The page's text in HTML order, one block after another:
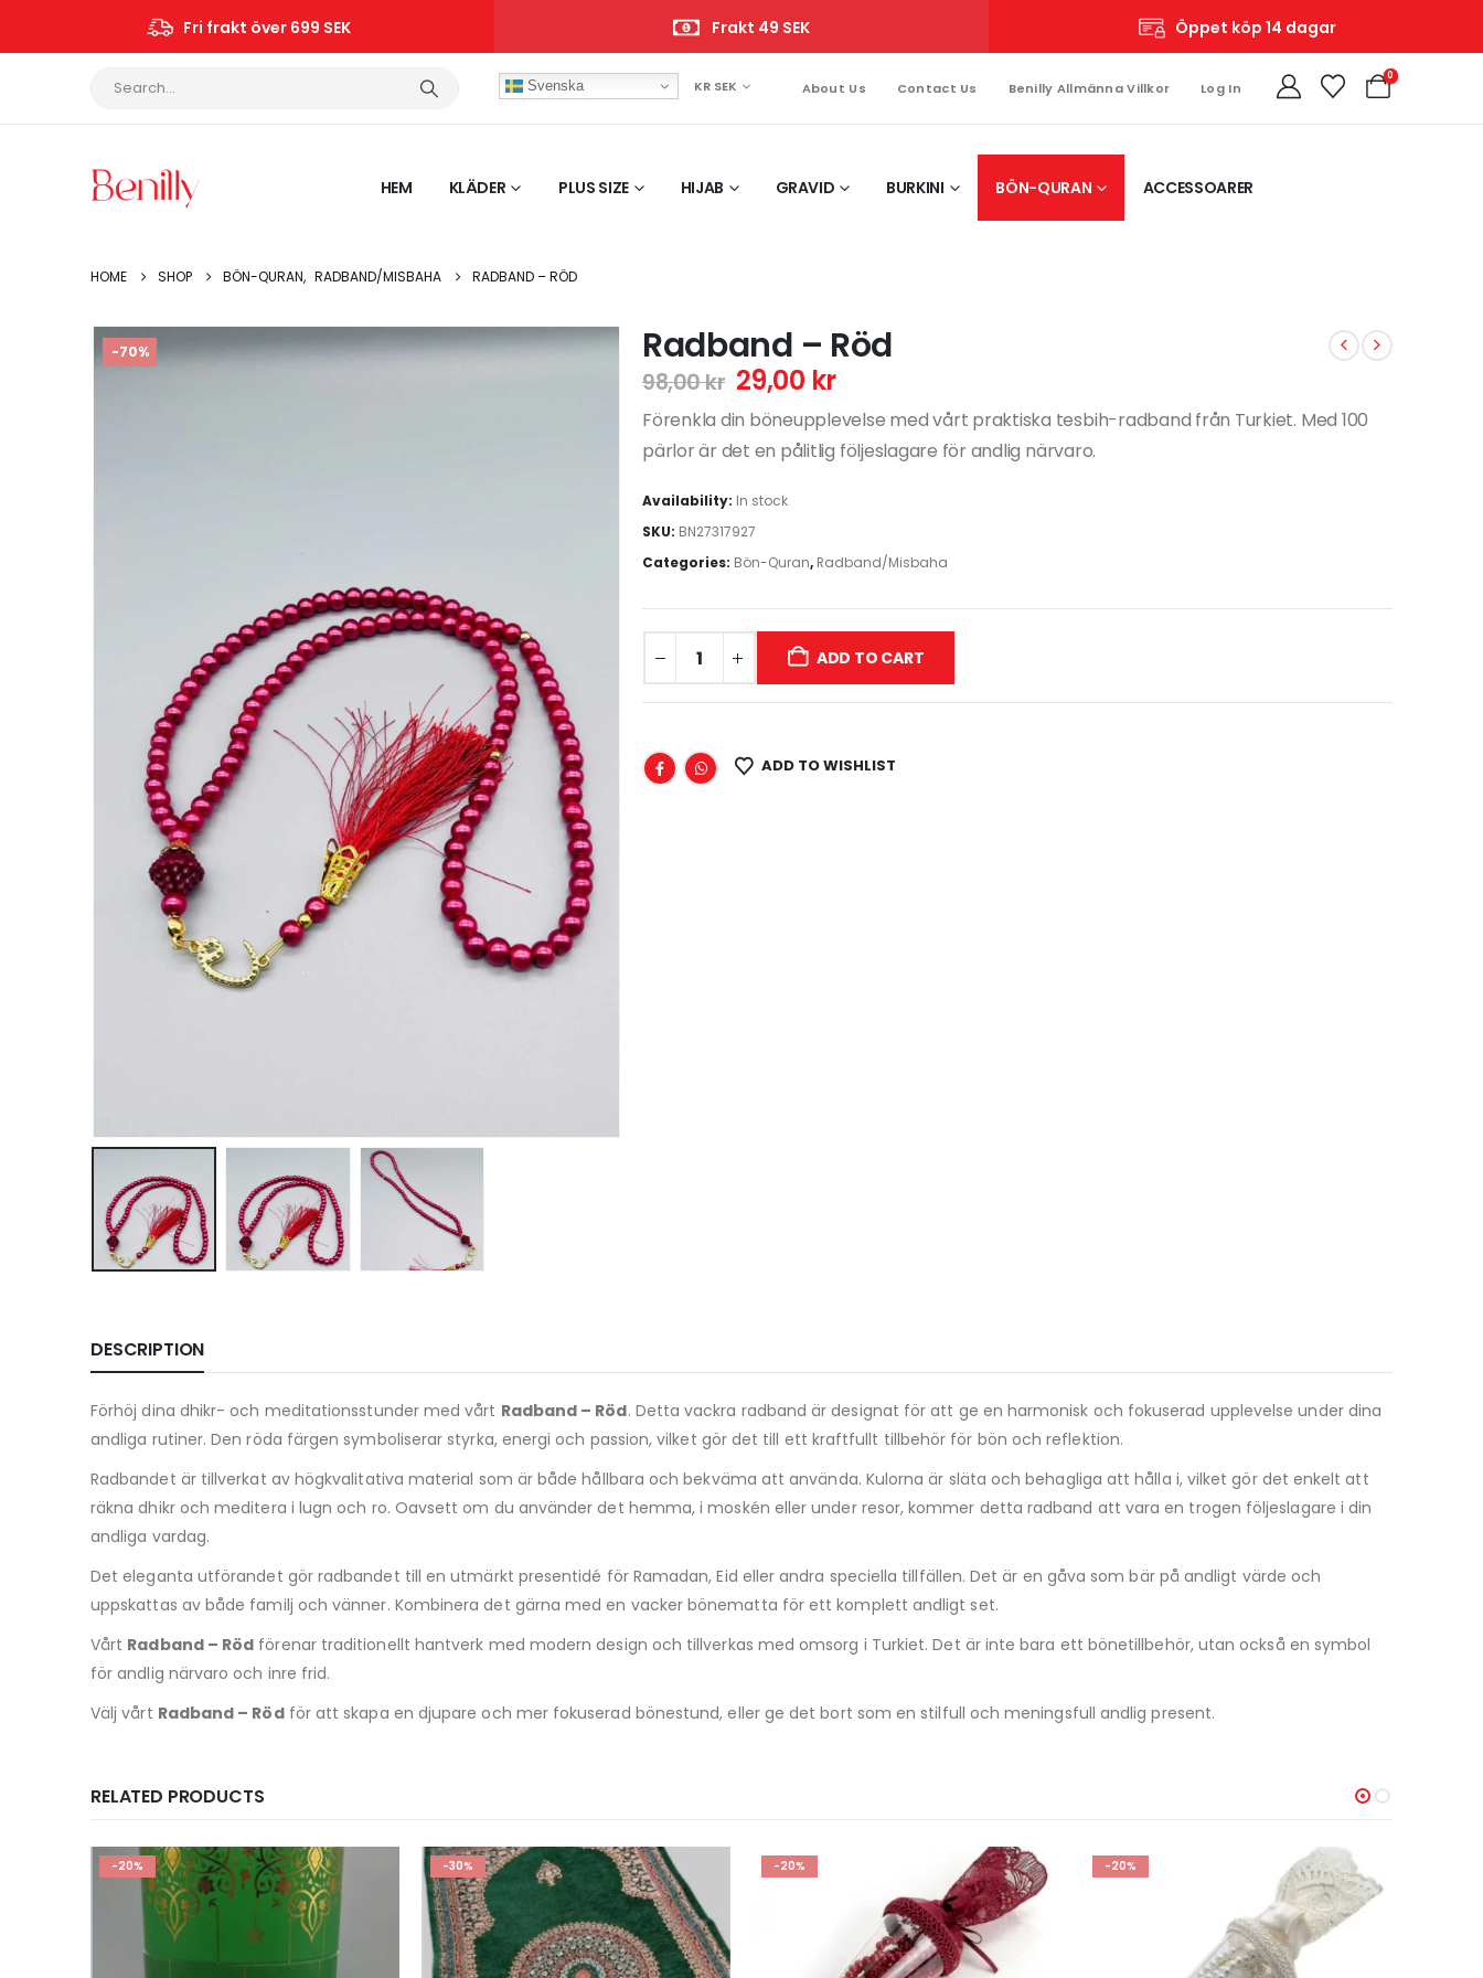
Fri frakt över 699 SEK Frakt 49 SEK Öppet köp 14 dagar
Svenska KR SEK About Us Contact Us Benilly Allmänna Villkor Log In
0
HEM KLÄDER PLUS SIZE HIJAB GRAVID BURKINI BÖN-QURAN ACCESSOARER
HOME SHOP BÖN-QURAN, RADBAND/MISBAHA RADBAND – RÖD
-70% Radband – Röd
98,00kr 29,00 kr
Förenkla din böneupplevelse med vårt praktiska tesbih-radband från Turkiet. Med 100
pärlor är det en pålitlig följeslagare för andlig närvaro.
Availability: In stock
SKU: BN27317927
Categories: Bön-Quran, Radband/Misbaha
ADD TO CART
ADD TO WISHLIST
DESCRIPTION
Förhöj dina dhikr- och meditationsstunder med vårt Radband – Röd. Detta vackra radband är designat för att ge en harmonisk och fokuserad upplevelse under dina
andliga rutiner. Den röda färgen symboliserar styrka, energi och passion, vilket gör det till ett kraftfullt tillbehör för bön och reflektion.
Radbandet är tillverkat av högkvalitativa material som är både hållbara och bekväma att använda. Kulorna är släta och behagliga att hålla i, vilket gör det enkelt att
räkna dhikr och meditera i lugn och ro. Oavsett om du använder det hemma, i moskén eller under resor, kommer detta radband att vara en trogen följeslagare i din
andliga vardag.
Det eleganta utförandet gör radbandet till en utmärkt presentidé för Ramadan, Eid eller andra speciella tillfällen. Det är en gåva som bär på andligt värde och
uppskattas av både familj och vänner. Kombinera det gärna med en vacker bönematta för ett komplett andligt set.
Vårt Radband – Röd förenar traditionellt hantverk med modern design och tillverkas med omsorg i Turkiet. Det är inte bara ett bönetillbehör, utan också en symbol
för andlig närvaro och inre frid.
Välj vårt Radband – Rödför att skapa en djupare och mer fokuserad bönestund, eller ge det bort som en stilfull och meningsfull andlig present.
RELATED PRODUCTS
-30% -20% -20% -25%